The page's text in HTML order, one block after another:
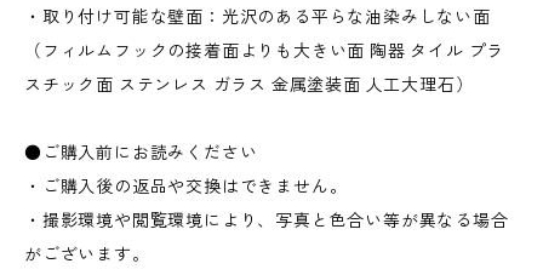
・取り付け可能な壁面：光沢のある平らな油染みしない面
（フィルムフックの接着面よりも大きい面 陶器 タイル プラ
スチック面 ステンレス ガラス 金属塗装面 人工大理石）
●ご購入前にお読みください
・ご購入後の返品や交換はできません。
・撮影環境や閲覧環境により、写真と色合い等が異なる場合
がございます。